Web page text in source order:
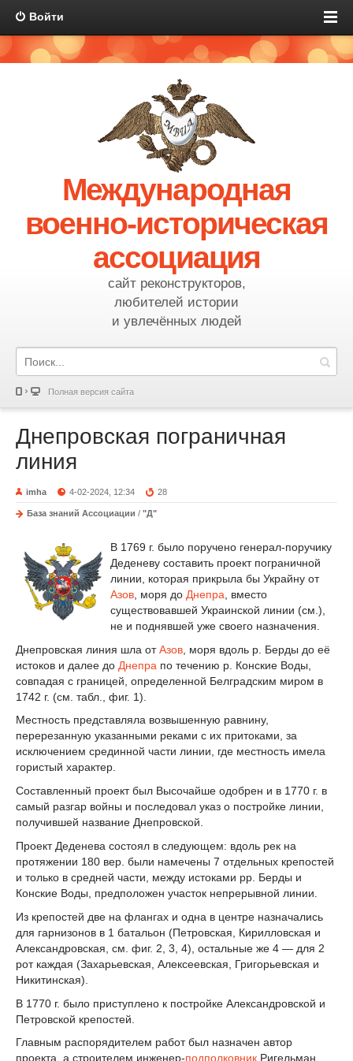
Войти
Международная
военно-историческая
ассоциация
сайт реконструкторов,
любителей истории
и увлечённых людей
Полная версия сайта
Днепровская пограничная
линия
imha 4-02-2024, 12:34 28
База знаний Ассоциации / "Д"
В 1769 г. было поручено генерал-поручику
Деденеву составить проект пограничной
линии, которая прикрыла бы Украйну от
Азов , моря до Днепра , вместо
существовавшей Украинской линии (см.),
не и поднявшей уже своего назначения.
Днепровская линия шла отАзов , моря вдоль р. Берды до её
истоков и далее до Днепра по течению р. Конские Воды,
совпадая с границей, определенной Белградским миром в
1742 г. (см. табл., фиг. 1).
Местность представляла возвышенную равнину,
перерезанную указанными реками с их притоками, за
исключением срединной части линии, где местность имела
гористый характер.
Составленный проект был Высочайше одобрен и в 1770 г. в
самый разгар войны и последовал указ о постройке линии,
получившей название Днепровской.
Проект Деденева состоял в следующем: вдоль рек на
протяжении 180 вер. были намечены 7 отдельных крепостей
и только в средней части, между истоками рр. Берды и
Конские Воды, предположен участок непрерывной линии.
Из крепостей две на флангах и одна в центре назначались
для гарнизонов в 1 батальон (Петровская, Кирилловская и
Александровская, см. фиг. 2, 3, 4), остальные же 4 — для 2
рот каждая (Захарьевская, Алексеевская, Григорьевская и
Никитинская).
В 1770 г. было приступлено к постройке Александровской и
Петровской крепостей.
Главным распорядителем работ был назначен автор
проекта, а строителем инженер-подполковник Ригельман.